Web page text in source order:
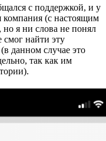
с поддержкой, и у
компания (с настоящим
я ни слова не понял
смог найти эту
данном случае это
так как им